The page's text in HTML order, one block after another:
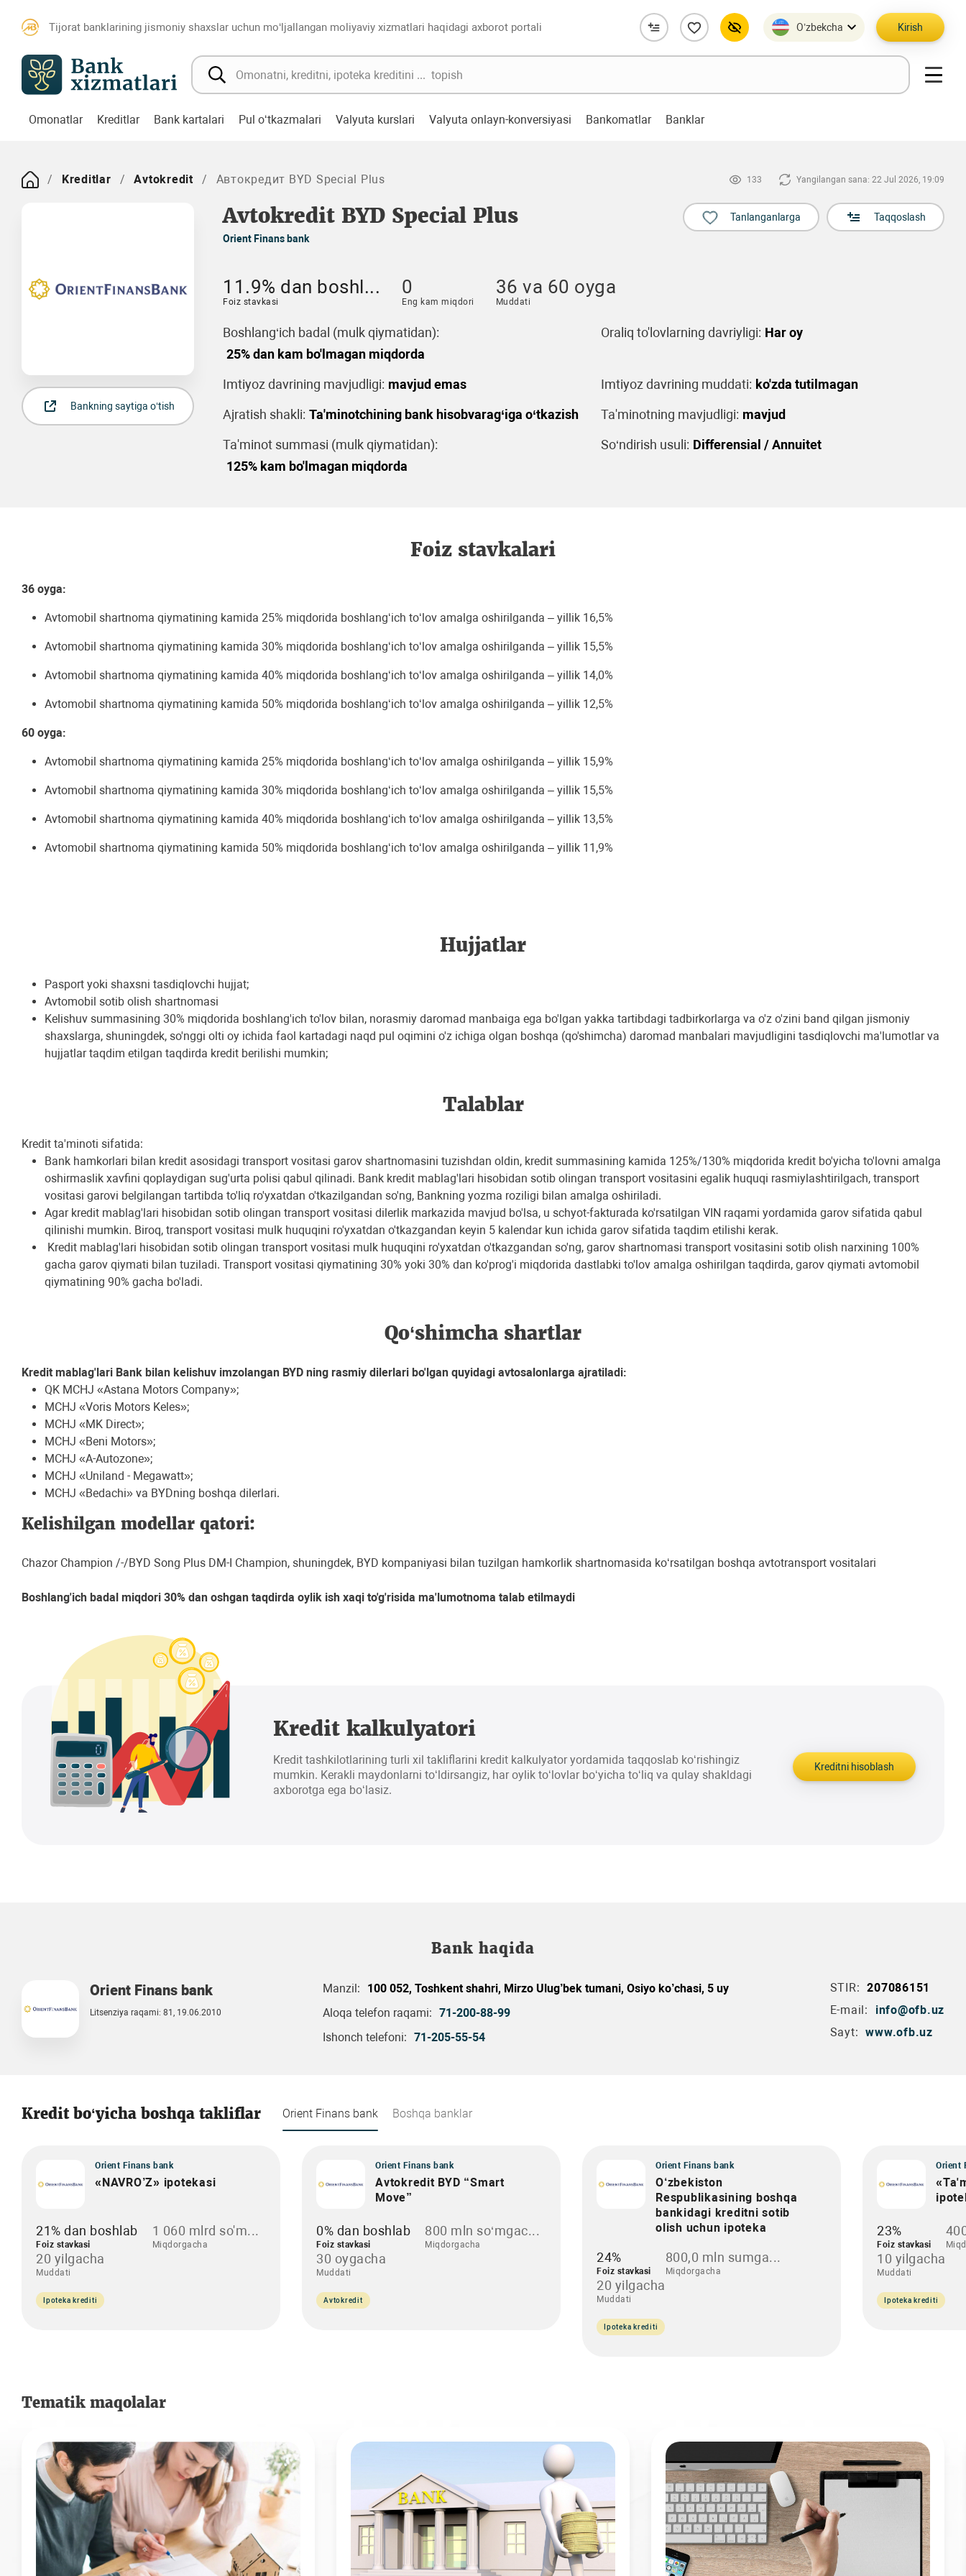
Tijorat banklarining jismoniy shaxslar uchun mo‘ljallangan moliyaviy xizmatlari haqidagi axborot portali O’zbekcha Kirish
Omonatlar Kreditlar Bank kartalari Pul o‘tkazmalari Valyuta kurslari Valyuta onlayn-konversiyasi Bankomatlar Banklar
Kreditlar Avtokredit Автокредит BYD Special Plus 133 Yangilangan sana: 22 Jul 2026, 19:09
Avtokredit BYD Special Plus
Orient Finans bank
Tanlanganlarga Taqqoslash
Bankning saytiga o‘tish
11.9% dan boshl...
Foiz stavkasi
0
Eng kam miqdori
36 va 60 oyga
Muddati
Boshlang‘ich badal (mulk qiymatidan):
25% dan kam bo'lmagan miqdorda
Oraliq to'lovlarning davriyligi: Har oy
Imtiyoz davrining mavjudligi: mavjud emas Imtiyoz davrining muddati: ko'zda tutilmagan
Ajratish shakli: Ta'minotchining bank hisobvarag‘iga o‘tkazish Ta'minotning mavjudligi: mavjud
Ta'minot summasi (mulk qiymatidan):
125% kam bo'lmagan miqdorda
So‘ndirish usuli: Differensial / Annuitet
Foiz stavkalari
36 oyga:
Avtomobil shartnoma qiymatining kamida 25% miqdorida boshlang‘ich to‘lov amalga oshirilganda – yillik 16,5%
Avtomobil shartnoma qiymatining kamida 30% miqdorida boshlang‘ich to‘lov amalga oshirilganda – yillik 15,5%
Avtomobil shartnoma qiymatining kamida 40% miqdorida boshlang‘ich to‘lov amalga oshirilganda – yillik 14,0%
Avtomobil shartnoma qiymatining kamida 50% miqdorida boshlang‘ich to‘lov amalga oshirilganda – yillik 12,5%
60 oyga:
Avtomobil shartnoma qiymatining kamida 25% miqdorida boshlang‘ich to‘lov amalga oshirilganda – yillik 15,9%
Avtomobil shartnoma qiymatining kamida 30% miqdorida boshlang‘ich to‘lov amalga oshirilganda – yillik 15,5%
Avtomobil shartnoma qiymatining kamida 40% miqdorida boshlang‘ich to‘lov amalga oshirilganda – yillik 13,5%
Avtomobil shartnoma qiymatining kamida 50% miqdorida boshlang‘ich to‘lov amalga oshirilganda – yillik 11,9%
Hujjatlar
Pasport yoki shaxsni tasdiqlovchi hujjat;
Avtomobil sotib olish shartnomasi
Kelishuv summasining 30% miqdorida boshlang'ich to'lov bilan, norasmiy daromad manbaiga ega bo'lgan yakka tartibdagi tadbirkorlarga va o'z o'zini band qilgan jismoniy
shaxslarga, shuningdek, so'nggi olti oy ichida faol kartadagi naqd pul oqimini o'z ichiga olgan boshqa (qo'shimcha) daromad manbalari mavjudligini tasdiqlovchi ma'lumotlar va
hujjatlar taqdim etilgan taqdirda kredit berilishi mumkin;
Talablar
Kredit ta'minoti sifatida:
Bank hamkorlari bilan kredit asosidagi transport vositasi garov shartnomasini tuzishdan oldin, kredit summasining kamida 125%/130% miqdorida kredit bo'yicha to'lovni amalga
oshirmaslik xavfini qoplaydigan sug'urta polisi qabul qilinadi. Bank kredit mablag'lari hisobidan sotib olingan transport vositasini egalik huquqi rasmiylashtirilgach, transport
vositasi garovi belgilangan tartibda to'liq ro'yxatdan o'tkazilgandan so'ng, Bankning yozma roziligi bilan amalga oshiriladi.
Agar kredit mablag'lari hisobidan sotib olingan transport vositasi dilerlik markazida mavjud bo'lsa, u schyot-fakturada ko'rsatilgan VIN raqami yordamida garov sifatida qabul
qilinishi mumkin. Biroq, transport vositasi mulk huquqini ro'yxatdan o'tkazgandan keyin 5 kalendar kun ichida garov sifatida taqdim etilishi kerak.
Kredit mablag'lari hisobidan sotib olingan transport vositasi mulk huquqini ro'yxatdan o'tkazgandan so'ng, garov shartnomasi transport vositasini sotib olish narxining 100%
gacha garov qiymati bilan tuziladi. Transport vositasi qiymatining 30% yoki 30% dan ko'prog'i miqdorida dastlabki to'lov amalga oshirilgan taqdirda, garov qiymati avtomobil
qiymatining 90% gacha bo'ladi.
Qo‘shimcha shartlar
Kredit mablag'lari Bank bilan kelishuv imzolangan BYD ning rasmiy dilerlari bo'lgan quyidagi avtosalonlarga ajratiladi:
QK MCHJ «Astana Motors Company»;
MCHJ «Voris Motors Keles»;
MCHJ «MK Direct»;
MCHJ «Beni Motors»;
MCHJ «A-Autozone»;
MCHJ «Uniland - Megawatt»;
MCHJ «Bedachi» va BYDning boshqa dilerlari.
Kelishilgan modellar qatori:
Chazor Champion /-/BYD Song Plus DM-I Champion, shuningdek, BYD kompaniyasi bilan tuzilgan hamkorlik shartnomasida koʻrsatilgan boshqa avtotransport vositalari
Boshlang'ich badal miqdori 30% dan oshgan taqdirda oylik ish xaqi to'g'risida ma'lumotnoma talab etilmaydi
Kredit kalkulyatori
Kredit tashkilotlarining turli xil takliflarini kredit kalkulyator yordamida taqqoslab ko‘rishingiz
mumkin. Kerakli maydonlarni to‘ldirsangiz, har oylik to‘lovlar bo‘yicha to‘liq va qulay shakldagi
axborotga ega bo‘lasiz.
Kreditni hisoblash
Bank haqida
Orient Finans bank
Litsenziya raqami: 81, 19.06.2010
Manzil:
100 052, Toshkent shahri, Mirzo Ulug’bek tumani, Osiyo ko’chasi, 5 uy
Aloqa telefon raqami: 71-200-88-99
Ishonch telefoni: 71-205-55-54
STIR: 207086151
E-mail:
info@ofb.uz
Sayt: www.ofb.uz
Kredit bo‘yicha boshqa takliflar Orient Finans bank Boshqa banklar
Orient Finans bank
«NAVRO’Z» ipotekasi
21% dan boshlab
Foiz stavkasi
1 060 mlrd so'm...
Miqdorgacha
20 yilgacha
Muddati
Ipoteka krediti
Orient Finans bank
Avtokredit BYD “Smart
Move”
0% dan boshlab
Foiz stavkasi
800 mln so‘mgac...
Miqdorgacha
30 oygacha
Muddati
Avtokredit
Orient Finans bank
O‘zbekiston
Respublikasining boshqa
bankidagi kreditni sotib
olish uchun ipoteka
24%
Foiz stavkasi
800,0 mln sumga...
Miqdorgacha
20 yilgacha
Muddati
Ipoteka krediti
Orient
23%
Foiz stavkasi
10 yilgacha
Muddati
Ipoteka krediti
Tematik maqolalar